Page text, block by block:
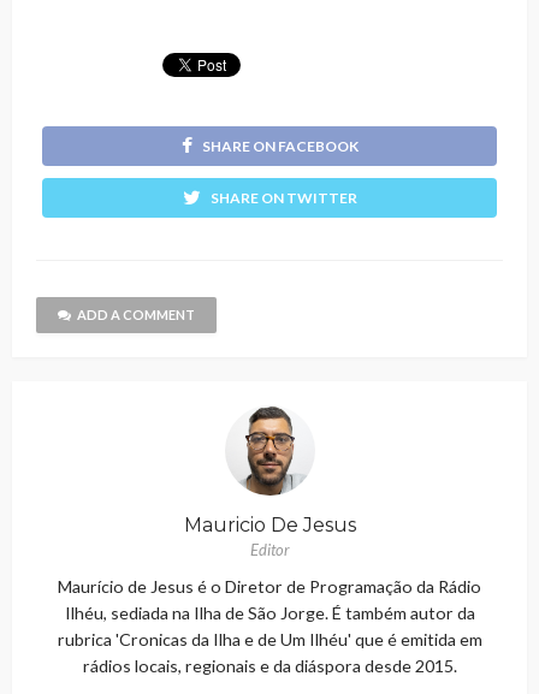
SHARE ON FACEBOOK
SHARE ON TWITTER
ADD A COMMENT
Mauricio De Jesus
Editor
Maurício de Jesus é o Diretor de Programação da Rádio
Ilhéu, sediada na Ilha de São Jorge. É também autor da
rubrica 'Cronicas da Ilha e de Um Ilhéu' que é emitida em
rádios locais, regionais e da diáspora desde 2015.